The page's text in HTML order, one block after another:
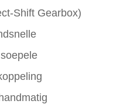
Shift Gearbox)